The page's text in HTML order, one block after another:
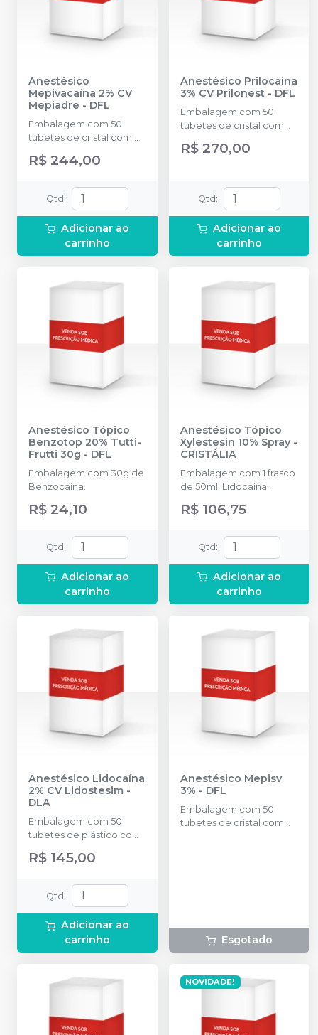
Anestésico
Mepivacaína 2% CV
Mepiadre - DFL
Embalagem com 50
tubetes de cristal com
1,8ml cada. Cloridrato de
Mepivacaína com
R$ 244,00
Qtd :
Adicionar ao
carrinho
Anestésico Prilocaína
3% CV Prilonest - DFL
Embalagem com 50
tubetes de cristal com
1,8ml cada. Cloridrato de
Prilocaína com
R$ 270,00
Qtd :
Adicionar ao
carrinho
Anestésico Tópico
Benzotop 20% Tutti-
Frutti 30g - DFL
Embalagem com 30g de
Benzocaína.
R$ 24,10
Qtd :
Adicionar ao
carrinho
Anestésico Tópico
Xylestesin 10% Spray-
CRISTÁLIA
Embalagem com 1 frasco
de 50ml. Lidocaína.
R$ 106,75
Qtd :
Adicionar ao
carrinho
Anestésico Lidocaína
2% CV Lidostesim -
DLA
Embalagem com 50
tubetes de plástico com
1,8ml cada. Cloridrato de
Lidocaína com
Norepinefrina.
R$ 145,00
Qtd :
Adicionar ao
carrinho
Anestésico Mepisv
3% - DFL
Embalagem com 50
tubetes de cristal com
Esgotado
NOVIDADE!